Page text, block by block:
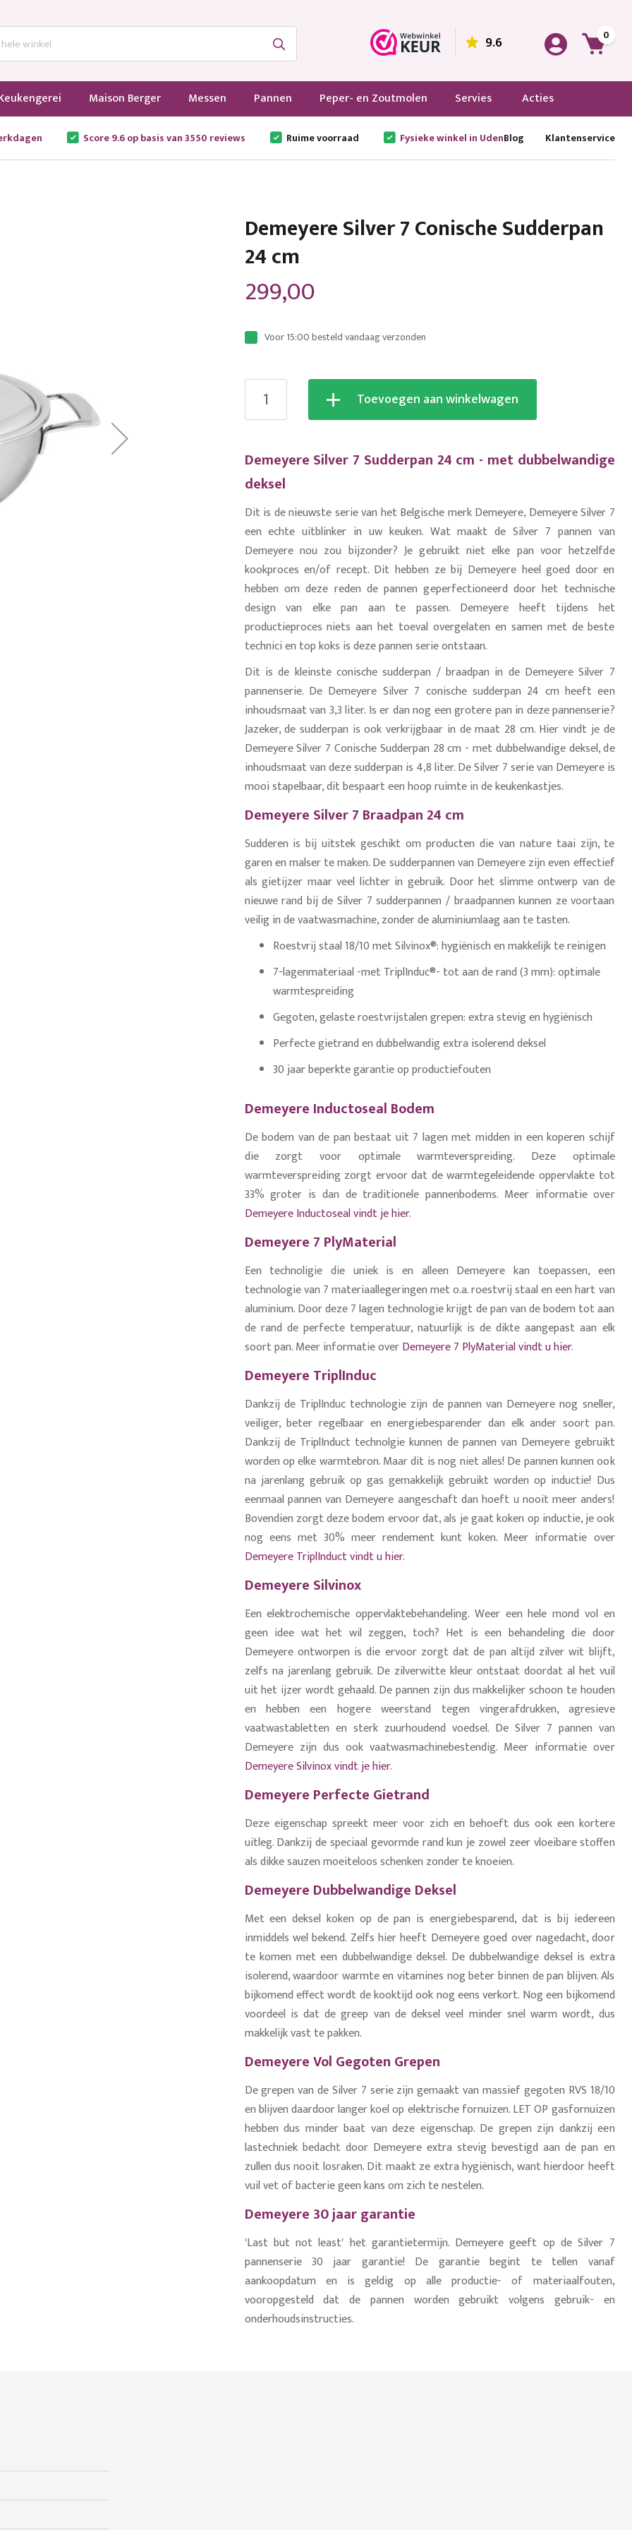
9.6 0
Maison Berger Messen Pannen Peper- en Zoutmolen Servies Acties
Score 9.6 op basis van 3550 reviews Ruime voorraad Fysieke winkel in UdenBlog Klantenservice
Demeyere Silver 7 Conische Sudderpan
24 cm
299,00
Voor 15:00 besteld vandaag verzonden
Toevoegen aan winkelwagen
Demeyere Silver 7 Sudderpan 24 cm - met dubbelwandige
deksel
Dit is de nieuwste serie van het Belgische merk Demeyere, Demeyere Silver 7
een echte uitblinker in uw keuken. Wat maakt de Silver 7 pannen van
Demeyere nou zou bijzonder? Je gebruikt niet elke pan voor hetzelfde
kookproces en/of recept. Dit hebben ze bij Demeyere heel goed door en
hebben om deze reden de pannen geperfectioneerd door het technische
design van elke pan aan te passen. Demeyere heeft tijdens het
productieproces niets aan het toeval overgelaten en samen met de beste
technici en top koks is deze pannen serie ontstaan.
Dit is de kleinste conische sudderpan / braadpan in de Demeyere Silver 7
pannenserie. De Demeyere Silver 7 conische sudderpan 24 cm heeft een
inhoudsmaat van 3,3 liter. Is er dan nog een grotere pan in deze pannenserie?
Jazeker, de sudderpan is ook verkrijgbaar in de maat 28 cm. Hier vindt je de
Demeyere Silver 7 Conische Sudderpan 28 cm - met dubbelwandige deksel, de
inhoudsmaat van deze sudderpan is 4,8 liter. De Silver 7 serie van Demeyere is
mooi stapelbaar, dit bespaart een hoop ruimte in de keukenkastjes.
Demeyere Silver 7 Braadpan 24 cm
Sudderen is bij uitstek geschikt om producten die van nature taai zijn, te
garen en malser te maken. De sudderpannen van Demeyere zijn even effectief
als gietijzer maar veel lichter in gebruik. Door het slimme ontwerp van de
nieuwe rand bij de Silver 7 sudderpannen / braadpannen kunnen ze voortaan
veilig in de vaatwasmachine, zonder de aluminiumlaag aan te tasten.
Roestvrij staal 18/10 met Silvinox®: hygiënisch en makkelijk te reinigen
7-lagenmateriaal -met TriplInduc®- tot aan de rand (3 mm): optimale
warmtespreiding
Gegoten, gelaste roestvrijstalen grepen: extra stevig en hygiënisch
Perfecte gietrand en dubbelwandig extra isolerend deksel
30 jaar beperkte garantie op productiefouten
Demeyere Inductoseal Bodem
De bodem van de pan bestaat uit 7 lagen met midden in een koperen schijf
die zorgt voor optimale warmteverspreiding. Deze optimale
warmteverspreiding zorgt ervoor dat de warmtegeleidende oppervlakte tot
33% groter is dan de traditionele pannenbodems. Meer informatie over
Demeyere Inductoseal vindt je hier.
Demeyere 7 PlyMaterial
Een technoligie die uniek is en alleen Demeyere kan toepassen, een
technologie van 7 materiaallegeringen met o.a. roestvrij staal en een hart van
aluminium. Door deze 7 lagen technologie krijgt de pan van de bodem tot aan
de rand de perfecte temperatuur, natuurlijk is de dikte aangepast aan elk
soort pan. Meer informatie overDemeyere 7 PlyMaterial vindt u hier.
Demeyere TriplInduc
Dankzij de TriplInduc technologie zijn de pannen van Demeyere nog sneller,
veiliger, beter regelbaar en energiebesparender dan elk ander soort pan.
Dankzij de TriplInduct technolgie kunnen de pannen van Demeyere gebruikt
worden op elke warmtebron. Maar dit is nog niet alles! De pannen kunnen ook
na jarenlang gebruik op gas gemakkelijk gebruikt worden op inductie! Dus
eenmaal pannen van Demeyere aangeschaft dan hoeft u nooit meer anders!
Bovendien zorgt deze bodem ervoor dat, als je gaat koken op inductie, je ook
nog eens met 30% meer rendement kunt koken. Meer informatie over
Demeyere TriplInduct vindt u hier.
Demeyere Silvinox
Een elektrochemische oppervlaktebehandeling. Weer een hele mond vol en
geen idee wat het wil zeggen, toch? Het is een behandeling die door
Demeyere ontworpen is die ervoor zorgt dat de pan altijd zilver wit blijft,
zelfs na jarenlang gebruik. De zilverwitte kleur ontstaat doordat al het vuil
uit het ijzer wordt gehaald. De pannen zijn dus makkelijker schoon te houden
en hebben een hogere weerstand tegen vingerafdrukken, agresieve
vaatwastabletten en sterk zuurhoudend voedsel. De Silver 7 pannen van
Demeyere zijn dus ook vaatwasmachinebestendig. Meer informatie over
Demeyere Silvinox vindt je hier.
Demeyere Perfecte Gietrand
Deze eigenschap spreekt meer voor zich en behoeft dus ook een kortere
uitleg. Dankzij de speciaal gevormde rand kun je zowel zeer vloeibare stoffen
als dikke sauzen moeiteloos schenken zonder te knoeien.
Demeyere Dubbelwandige Deksel
Met een deksel koken op de pan is energiebesparend, dat is bij iedereen
inmiddels wel bekend. Zelfs hier heeft Demeyere goed over nagedacht, door
te komen met een dubbelwandige deksel. De dubbelwandige deksel is extra
isolerend, waardoor warmte en vitamines nog beter binnen de pan blijven. Als
bijkomend effect wordt de kooktijd ook nog eens verkort. Nog een bijkomend
voordeel is dat de greep van de deksel veel minder snel warm wordt, dus
makkelijk vast te pakken.
Demeyere Vol Gegoten Grepen
De grepen van de Silver 7 serie zijn gemaakt van massief gegoten RVS 18/10
en blijven daardoor langer koel op elektrische fornuizen. LET OP gasfornuizen
hebben dus minder baat van deze eigenschap. De grepen zijn dankzij een
lastechniek bedacht door Demeyere extra stevig bevestigd aan de pan en
zullen dus nooit losraken. Dit maakt ze extra hygiënisch, want hierdoor heeft
vuil vet of bacterie geen kans om zich te nestelen.
Demeyere 30 jaar garantie
'Last but not least' het garantietermijn. Demeyere geeft op de Silver 7
pannenserie 30 jaar garantie! De garantie begint te tellen vanaf
aankoopdatum en is geldig op alle productie- of materiaalfouten,
vooropgesteld dat de pannen worden gebruikt volgens gebruik- en
onderhoudsinstructies.